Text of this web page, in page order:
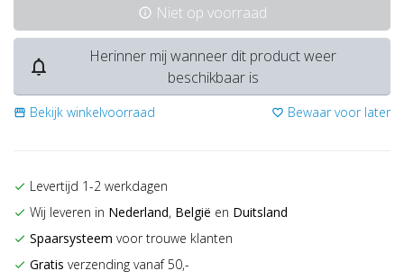
info Niet op voorraad
notifications_none
Herinner mij wanneer dit product weer
beschikbaar is
storefront Bekijk winkelvoorraad favorite_border Bewaar voor later
check Levertijd 1-2 werkdagen
check Wij leveren in Nederland, België en Duitsland
check Spaarsysteem voor trouwe klanten
check Gratis verzending vanaf 50,-